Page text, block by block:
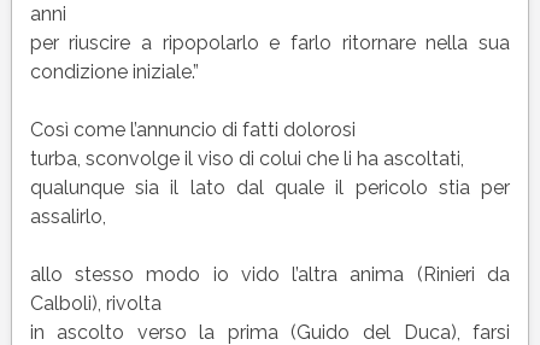
anni
per riuscire a ripopolarlo e farlo ritornare nella sua
condizione iniziale.”
Così come l’annuncio di fatti dolorosi
turba, sconvolge il viso di colui che li ha ascoltati,
qualunque sia il lato dal quale il pericolo stia per
assalirlo,
allo stesso modo io vido l’altra anima (Rinieri da
Calboli), rivolta
in ascolto verso la prima (Guido del Duca), farsi